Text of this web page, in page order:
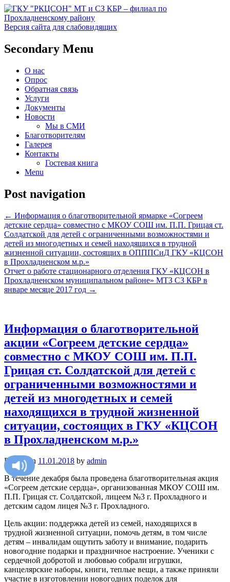
ГКУ "РКЦСОН" МТ и СЗ
КБР – филиал по
Прохладненскому району
Прохладненском районе
Версия сайта для слабовидящих
Secondary Menu
О нас
Опрос
Обратная связь
Услуги
Документы
Новости
Мы в СМИ
Благотворителям
Галерея
Контакты
Гостевая книга
Menu
Post navigation
← Информация о благотворительной ярмарке «Согреем
детские сердца» совместно с МКОУ СОШ им. П.П. Грицая ст.
Солдатской для детей с ограниченными возможностями и
детей из многодетных и семей находящихся в трудной
жизненной ситуации, состоящих в ОПППСиД ГКУ «КЦСОН
в Прохладненском м.р.»
Отчет о работе стационарного отделения ГКУ «КЦСОН в
Прохладненском муниципальном районе» МТЗ СЗ КБР в
январе месяце 2017 год →
Информация о благотворительной
акции «Согреем детские сердца»
совместно с МКОУ СОШ им. П.П.
Грицая ст. Солдатской для детей с
ограниченными возможностями и
детей из многодетных и семей
находящихся в трудной жизненной
ситуации, состоящих в ГКУ «КЦСОН
в Прохладненском м.р.»
Posted on 11.01.2018 by admin
В течение декабря была проведена благотворительная акция
«Согреем детские сердца», организованная МКОУ СОШ им.
П.П. Грицая ст. Солдатской, лицеем №3 г. Прохладного и
детским садом лицея №3 г. Прохладного.
Цель акции: поддержка детей из семей, находящихся в
трудной жизненной ситуации, помочь детям, в том числе
детям – инвалидам ощутить заботу и внимание, подарить
новогодние подарки и праздничное настроение. Ученики с
сердечной добротой и любовью собрали игрушки,
канцелярские наборы, книги, теплые вещи, а также приняли
участие в изготовлении новогодних поделок для